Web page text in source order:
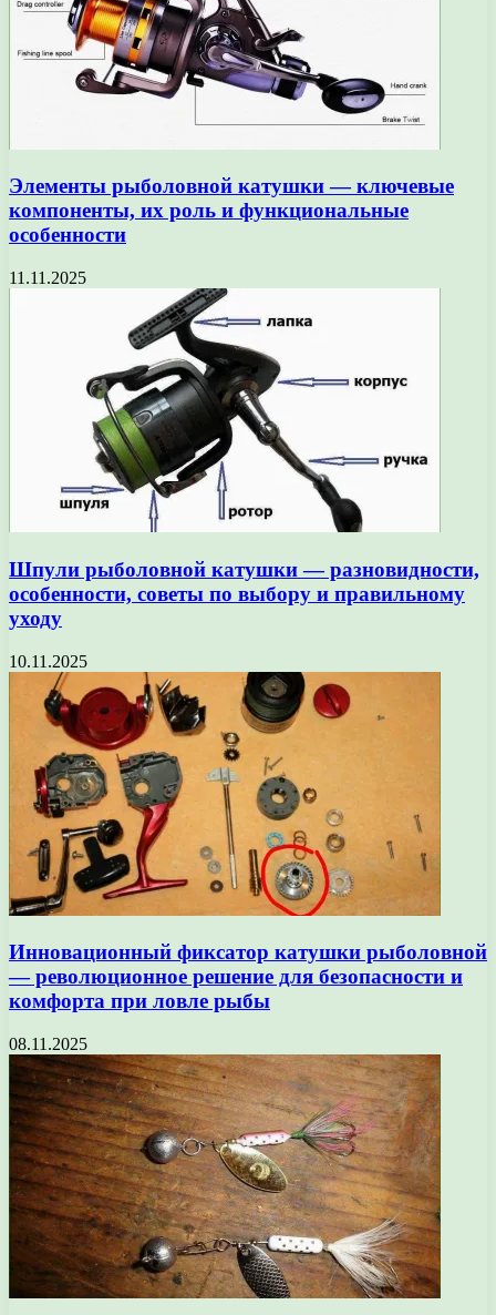
Элементы рыболовной катушки — ключевые
компоненты, их роль и функциональные
особенности
11.11.2025
Шпули рыболовной катушки — разновидности,
особенности, советы по выбору и правильному
уходу
10.11.2025
Инновационный фиксатор катушки рыболовной
— революционное решение для безопасности и
комфорта при ловле рыбы
08.11.2025